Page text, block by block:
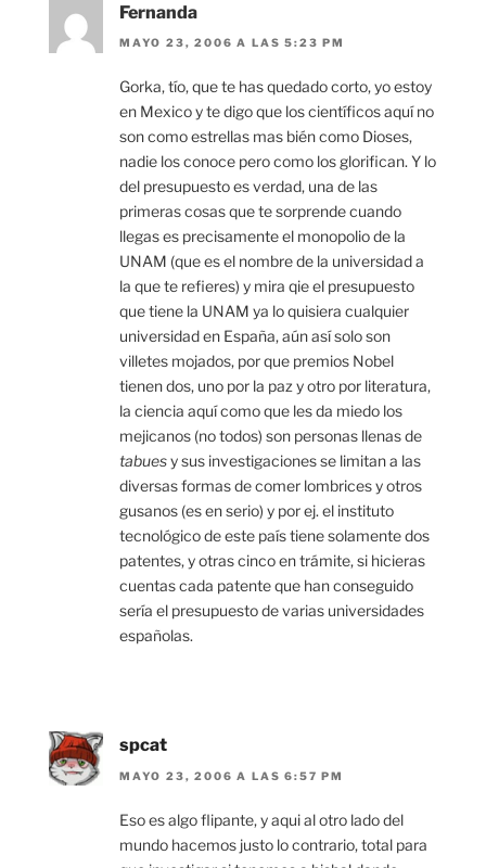
Fernanda
MAYO 23, 2006 A LAS 5:23 PM
Gorka, tío, que te has quedado corto, yo estoy
en Mexico y te digo que los científicos aquí no
son como estrellas mas bién como Dioses,
nadie los conoce pero como los glorifican. Y lo
del presupuesto es verdad, una de las
primeras cosas que te sorprende cuando
llegas es precisamente el monopolio de la
UNAM (que es el nombre de la universidad a
la que te refieres) y mira qie el presupuesto
que tiene la UNAM ya lo quisiera cualquier
universidad en España, aún así solo son
villetes mojados, por que premios Nobel
tienen dos, uno por la paz y otro por literatura,
la ciencia aquí como que les da miedo los
mejicanos (no todos) son personas llenas de
tabuesy sus investigaciones se limitan a las
diversas formas de comer lombrices y otros
gusanos (es en serio) y por ej. el instituto
tecnológico de este país tiene solamente dos
patentes, y otras cinco en trámite, si hicieras
cuentas cada patente que han conseguido
sería el presupuesto de varias universidades
españolas.
spcat
MAYO 23, 2006 A LAS 6:57 PM
Eso es algo flipante, y aqui al otro lado del
mundo hacemos justo lo contrario, total para